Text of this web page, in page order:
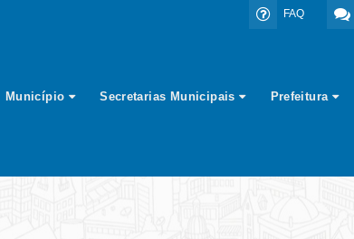
FAQ
Município Secretarias Municipais Prefeitura